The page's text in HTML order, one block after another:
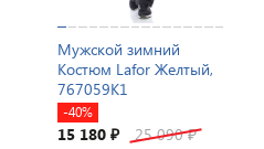
Мужской зимний
Костюм Lafor Желтый,
767059K1
-40%
15 180 ₽ 25 090₽